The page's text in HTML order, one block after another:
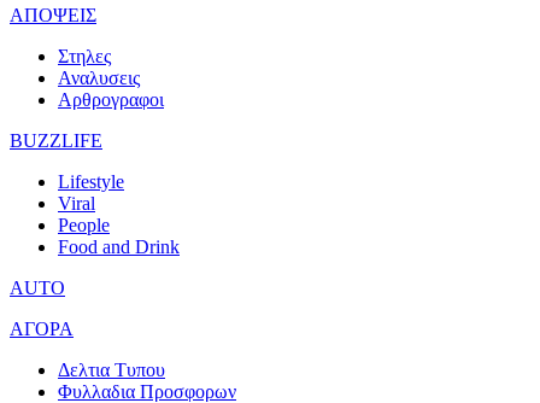
ΑΠΟΨΕΙΣ
Στηλες
Αναλυσεις
Αρθρογραφοι
BUZZLIFE
Lifestyle
Viral
People
Food and Drink
AUTO
ΑΓΟΡΑ
Δελτια Τυπου
Φυλλαδια Προσφορων